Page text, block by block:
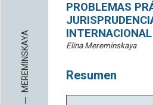
─
MEREMINSKAYA
PROBLEMAS
INTERNACIONAL
Elina Mereminskaya
Resumen